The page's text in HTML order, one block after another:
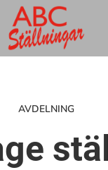
AVDELNING